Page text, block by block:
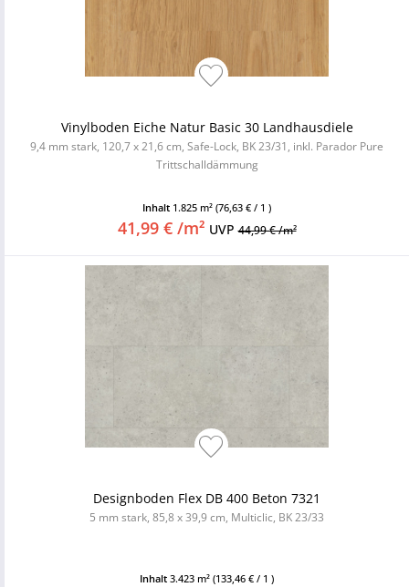
Vinylboden Eiche Natur Basic 30 Landhausdiele
9,4 mm stark, 120,7 x 21,6 cm, Safe-Lock, BK 23/31, inkl. Parador Pure
Trittschalldämmung
Inhalt 1.825 m² (76,63 € / 1 )
41,99 € /m² UVP44,99 € /m²
Designboden Flex DB 400 Beton 7321
5 mm stark, 85,8 x 39,9 cm, Multiclic, BK 23/33
Inhalt 3.423 m² (133,46 € / 1 )